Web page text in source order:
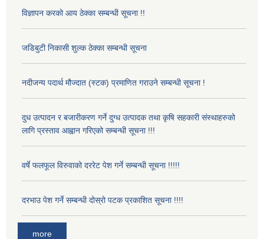
विज्ञापन करको आय ठेक्का सम्बन्धी सूचना !!
जडिबुटी निकासी शुल्क ठेक्का सम्बन्धी सूचना
नदीजन्य पदार्थ मौज्दात (स्टक) प्रमाणित गराउने सम्बन्धी सूचना !
दुध उत्पादन र बजारीकरण गर्ने दुग्ध उत्पादक तथा कृषि सहकारी संस्थाहरुको
लागि प्रस्ताव आह्वान गरिएको सम्बन्धी सूचना !!!
वर्षे फलफूल विरुवाको दररेट पेश गर्ने सम्बन्धी सूचना !!!!!
दरभाउ पेश गर्ने सम्बन्धी दोस्रो पटक प्रकाशित सूचना !!!!
more